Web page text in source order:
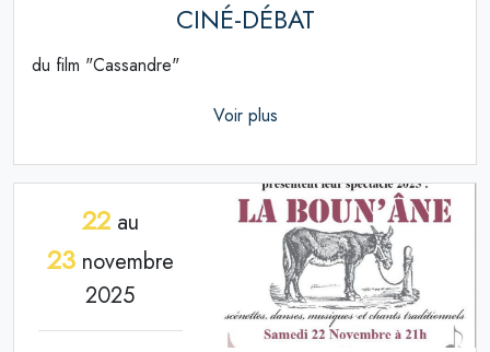
CINÉ-DÉBAT
du film "Cassandre"
Voir plus
22au
23novembre
2025